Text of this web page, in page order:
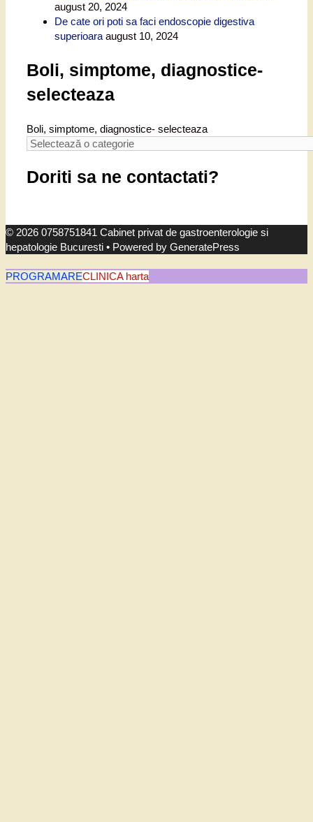
august 20, 2024
De cate ori poti sa faci endoscopie digestiva
superioara august 10, 2024
Boli, simptome, diagnostice-
selecteaza
Boli, simptome, diagnostice- selecteaza
Doriti sa ne contactati?
© 2026 0758751841 Cabinet privat de gastroenterologie si
hepatologie Bucuresti • Powered by GeneratePress
PROGRAMARECLINICA harta